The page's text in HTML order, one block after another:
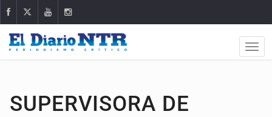
SUPERVISORA DE